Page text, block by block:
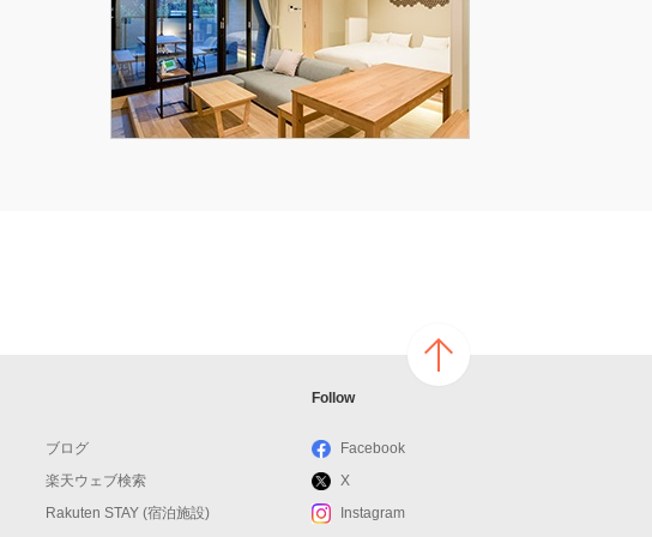
ブログ
楽天ウェブ検索
Rakuten STAY (宿泊施設)
Follow
Facebook
X
Instagram